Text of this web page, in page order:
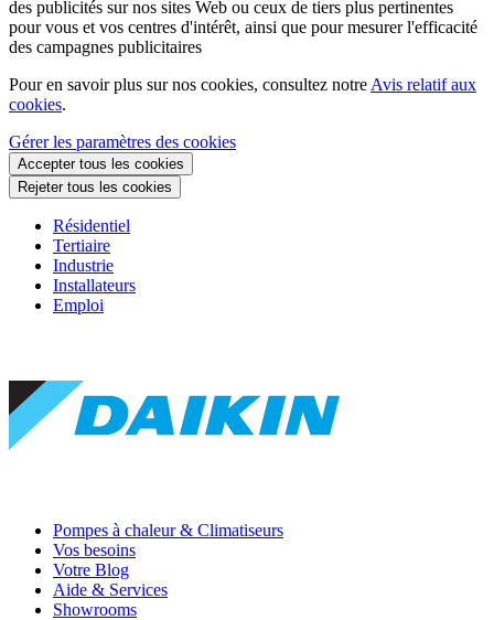
des publicités sur nos sites Web ou ceux de tiers plus pertinentes
pour vous et vos centres d'intérêt, ainsi que pour mesurer l'efficacité
des campagnes publicitaires
Pour en savoir plus sur nos cookies, consultez notre Avis relatif aux
cookies.
Gérer les paramètres des cookies
Accepter tous les cookies
Rejeter tous les cookies
Résidentiel
Tertiaire
Industrie
Installateurs
Emploi
Pompes à chaleur & Climatiseurs
Vos besoins
Votre Blog
Aide & Services
Showrooms